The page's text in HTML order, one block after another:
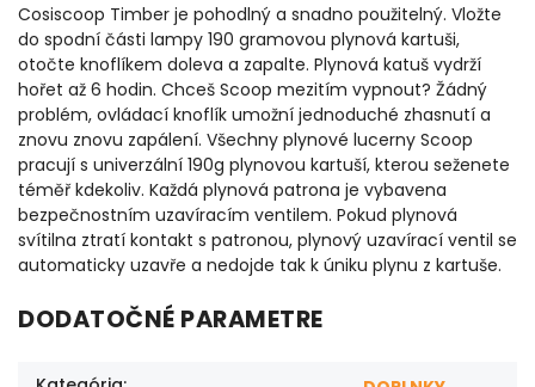
Cosiscoop Timber je pohodlný a snadno použitelný. Vložte
do spodní části lampy 190 gramovou plynová kartuši,
otočte knoflíkem doleva a zapalte. Plynová katuš vydrží
hořet až 6 hodin. Chceš Scoop mezitím vypnout? Žádný
problém, ovládací knoflík umožní jednoduché zhasnutí a
znovu znovu zapálení. Všechny plynové lucerny Scoop
pracují s univerzální 190g plynovou kartuší, kterou seženete
téměř kdekoliv. Každá plynová patrona je vybavena
bezpečnostním uzavíracím ventilem. Pokud plynová
svítilna ztratí kontakt s patronou, plynový uzavírací ventil se
automaticky uzavře a nedojde tak k úniku plynu z kartuše.
DODATOČNÉ PARAMETRE